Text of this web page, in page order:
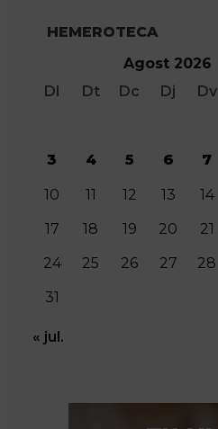
HEMEROTECA
Agost 2026
Dl
Dt Dc Dj Dv
3 4 5 6 7
10 11 12 13 14
17
18 19 20 21
24
25 26 27 28
31
« jul.